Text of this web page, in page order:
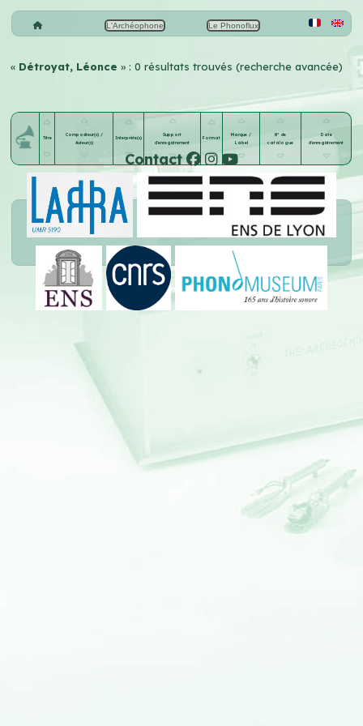
L'Archéophone Le Phonoflux
« Détroyat, Léonce» : 0 résultats trouvés (recherche avancée)
Titre
Compositeur(s) /
Auteur(s)
Interprète(s)
Support
d'enregistrement
Format
Marque /
Label
N° de
catalogue
Date
d'enregistrement
Contact